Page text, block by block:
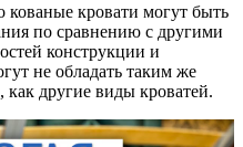
кованые кровати могут быть
по сравнению с другими
конструкции и
не обладать таким же
как другие виды кроватей.